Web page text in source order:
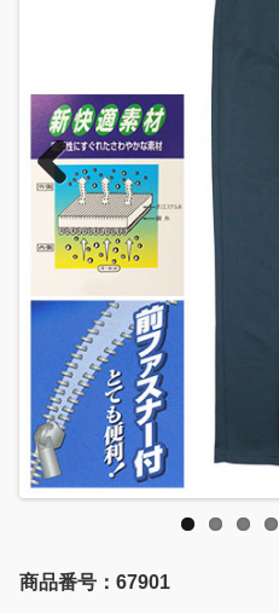
Previous
商品番号：67901